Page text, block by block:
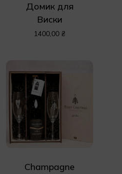
Домик для
Виски
1400,00 ₴
Champagne